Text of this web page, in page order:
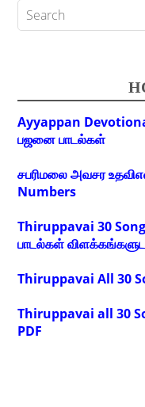
Ayyappan
பஜனை பாடல்கள்
சபரிமலை அவசர
Numbers
Thiruppavai 30
பாடல்கள்
Thiruppavai All 30
Thiruppavai all 30
PDF